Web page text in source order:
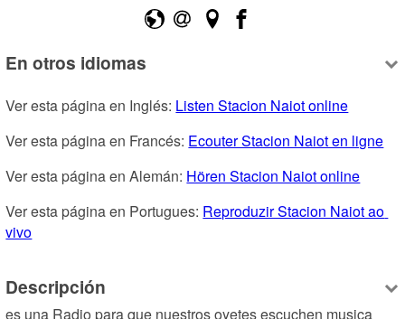
En otros idiomas
Ver esta página en Inglés: Listen Stacion Naiot online
Ver esta página en Francés: Ecouter Stacion Naiot en ligne
Ver esta página en Alemán: Hören Stacion Naiot online
Ver esta página en Portugues: Reproduzir Stacion Naiot ao
vivo
Descripción
es una Radio para que nuestros oyetes escuchen musica